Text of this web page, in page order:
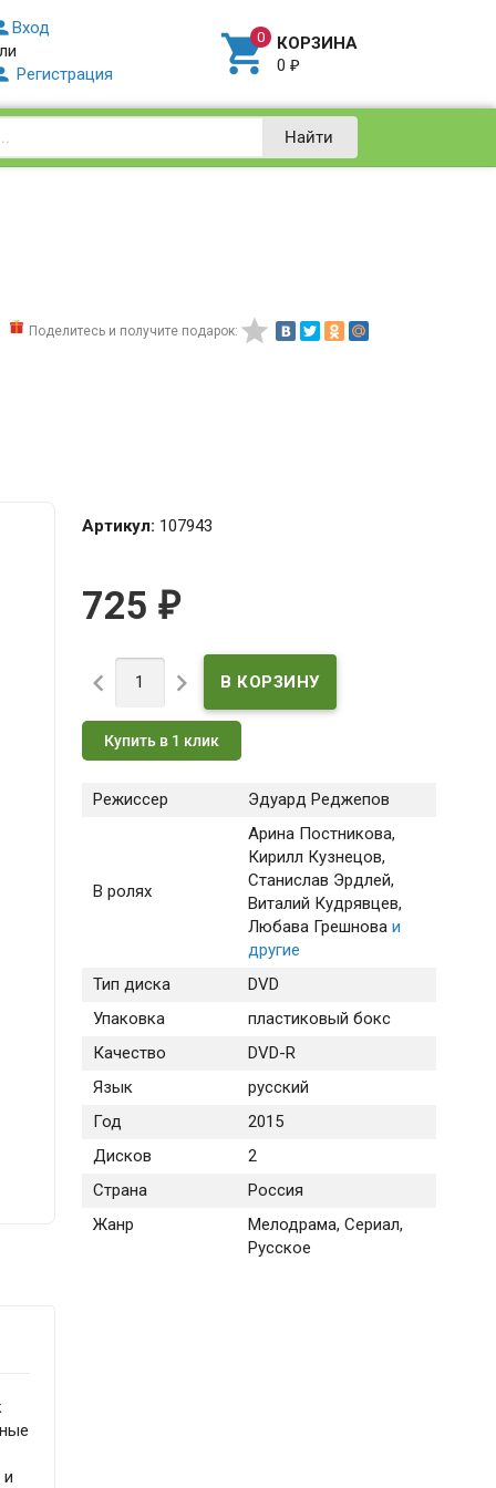
Вход
Регистрация  КОРЗИНА
0₽
Найти
Поделитесь и получите подарок: 
Артикул: 107943
725 ₽
 
Купить в 1 клик
Режиссер Эдуард Реджепов
В ролях
Арина Постникова,
Кирилл Кузнецов,
Станислав Эрдлей,
Виталий Кудрявцев,
Любава Грешноваи
другие
Тип диска
DVD
Упаковка
пластиковый бокс
Качество
DVD-R
Язык
русский
Год
2015
Дисков
2
Страна
Россия
Жанр
Мелодрама, Сериал,
Русское
и